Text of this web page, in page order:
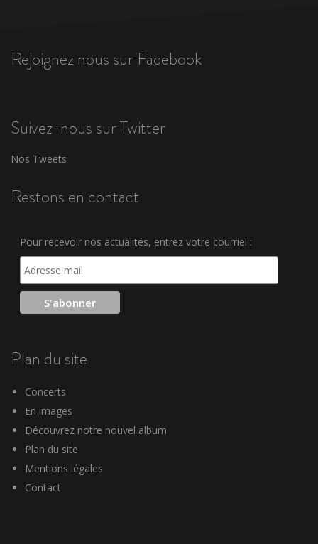
Rejoignez nous sur Facebook
Suivez-nous sur Twitter
Nos Tweets
Restons en contact
Pour recevoir nos actualités, entrez votre courriel :
Plan du site
Concerts
En images
Découvrez notre nouvel album
Plan du site
Mentions légales
Contact